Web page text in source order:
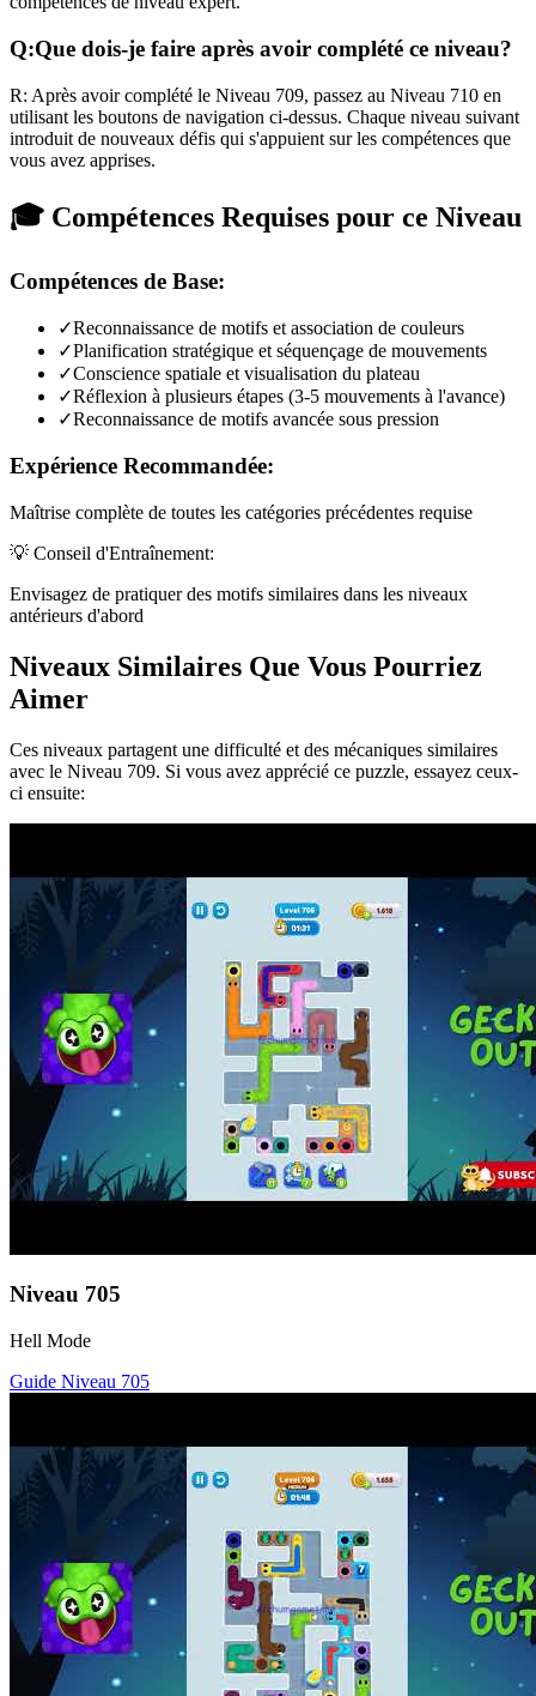
Q:Que dois-je faire après avoir complété ce niveau?
R: Après avoir complété le Niveau 709, passez au Niveau 710 en
utilisant les boutons de navigation ci-dessus. Chaque niveau suivant
introduit de nouveaux défis qui s'appuient sur les compétences que
vous avez apprises.
🎓 Compétences Requises pour ce Niveau
Compétences de Base:
✓Reconnaissance de motifs et association de couleurs
✓Planification stratégique et séquençage de mouvements
✓Conscience spatiale et visualisation du plateau
✓Réflexion à plusieurs étapes (3-5 mouvements à l'avance)
✓Reconnaissance de motifs avancée sous pression
Expérience Recommandée:
Maîtrise complète de toutes les catégories précédentes requise
💡 Conseil d'Entraînement:
Envisagez de pratiquer des motifs similaires dans les niveaux
antérieurs d'abord
Niveaux Similaires Que Vous Pourriez
Aimer
Ces niveaux partagent une difficulté et des mécaniques similaires
avec le Niveau 709. Si vous avez apprécié ce puzzle, essayez ceux-
ci ensuite:
Niveau 705
Hell Mode
Guide Niveau 705